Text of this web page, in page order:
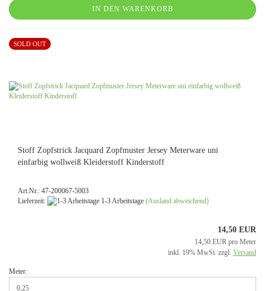
IN DEN WARENKORB
SOLD OUT
Stoff Zopfstrick Jacquard Zopfmuster Jersey Meterware uni
einfarbig wollweiß Kleiderstoff Kinderstoff
Art.Nr.: 47-200067-5003
Lieferzeit:
1-3 Arbeitstage (Ausland abweichend)
14,50 EUR
14,50 EUR pro Meter
inkl. 19% MwSt. zzgl. Versand
Meter: